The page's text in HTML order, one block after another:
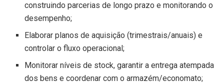
construindo parcerias de longo prazo e monitorando o
desempenho;
Elaborar planos de aquisição (trimestrais/anuais) e
controlar o fluxo operacional;
Monitorar níveis de stock, garantir a entrega atempada
dos bens e coordenar com o armazém/economato;